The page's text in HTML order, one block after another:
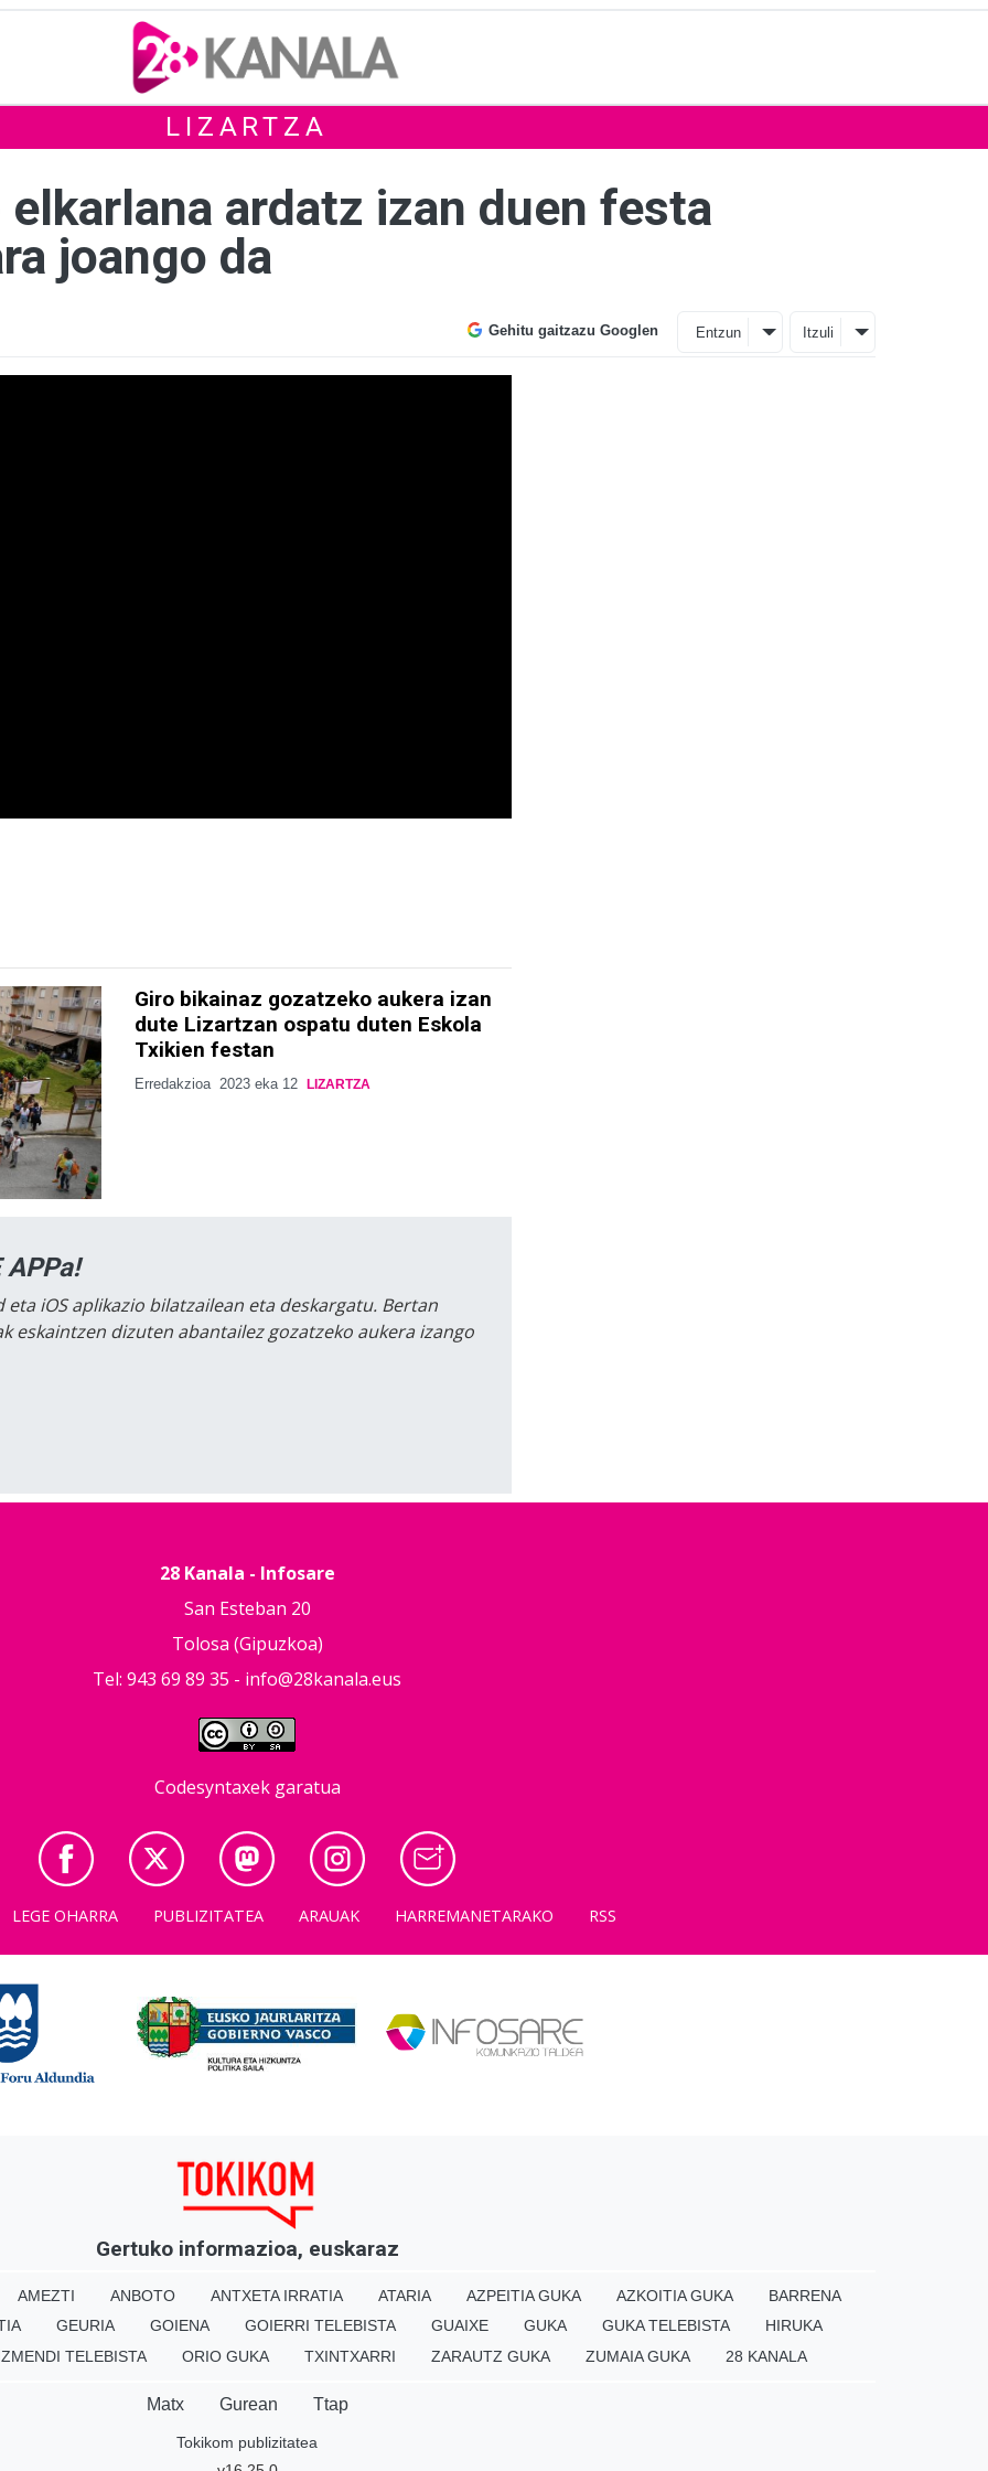
LIZARTZA
ardatz izan duen festa
joango da
Gehitu gaitzazu Googlen Entzun Itzuli
Giro bikainaz gozatzeko aukera izan
dute Lizartzan ospatu duten Eskola
Txikien festan
Erredakzioa 2023 eka 12 LIZARTZA
APPa!
iOS aplikazio bilatzailean eta deskargatu. Bertan
eskaintzen dizuten abantailez gozatzeko aukera izango
28 Kanala - Infosare
San Esteban 20
Tolosa (Gipuzkoa)
Tel: 943 69 89 35 - info@28kanala.eus
Codesyntaxek garatua
LEGE OHARRA PUBLIZITATEA ARAUAK HARREMANETARAKO RSS
Gertuko informazioa, euskaraz
AMEZTI ANBOTO ANTXETA IRRATIA ATARIA AZPEITIA GUKA AZKOITIA GUKA
BARRENA
GEURIA GOIENA GOIERRI TELEBISTA GUAIXE GUKA GUKA TELEBISTA
HIRUKA
TELEBISTA ORIO GUKA TXINTXARRI ZARAUTZ GUKA ZUMAIA GUKA 28 KANALA
Matx Gurean Ttap
Tokikom publizitatea